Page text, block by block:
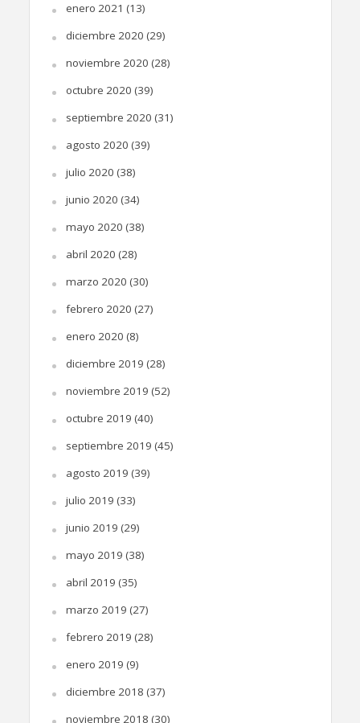
enero 2021 (13)
diciembre 2020 (29)
noviembre 2020 (28)
octubre 2020 (39)
septiembre 2020 (31)
agosto 2020 (39)
julio 2020 (38)
junio 2020 (34)
mayo 2020 (38)
abril 2020 (28)
marzo 2020 (30)
febrero 2020 (27)
enero 2020 (8)
diciembre 2019 (28)
noviembre 2019 (52)
octubre 2019 (40)
septiembre 2019 (45)
agosto 2019 (39)
julio 2019 (33)
junio 2019 (29)
mayo 2019 (38)
abril 2019 (35)
marzo 2019 (27)
febrero 2019 (28)
enero 2019 (9)
diciembre 2018 (37)
noviembre 2018 (30)